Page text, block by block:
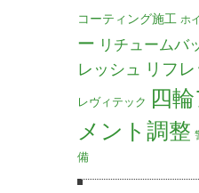
コーティング施工 ホ
ー リチュームバ
レッシュ
リフ
レヴィテック 四
メント調整
備